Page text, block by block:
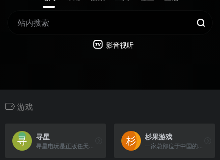
影音视听
游戏
寻星
寻星电玩是正版任天堂游戏试玩平台.用一张卡带的价格,就可以试玩千款正版游戏,一次付费终身畅玩!
杉果游戏
一家总部位于中国的游戏发行公司，成立于2014年，由北京中电博亚科技有限公司运营。